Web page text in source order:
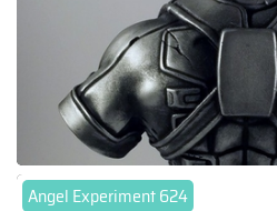
Angel Experiment 624